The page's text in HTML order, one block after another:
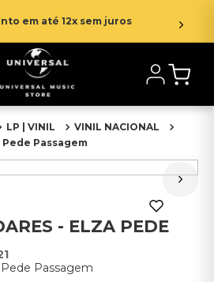
em até 12x sem juros
LP | VINIL
VINIL NACIONAL
Passagem
- ELZA PEDE
Passagem